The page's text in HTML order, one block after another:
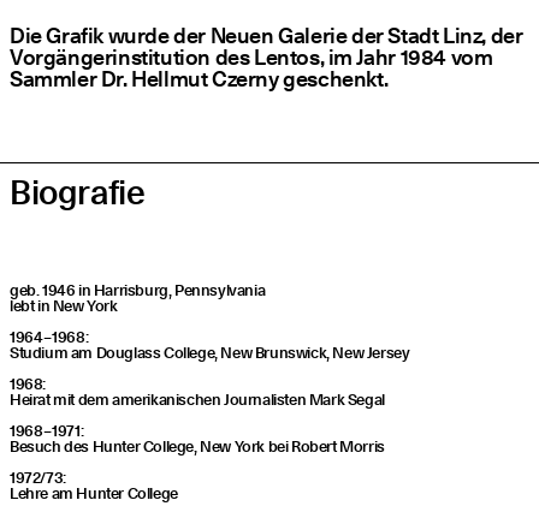
Die Gra­fik wur­de der Neu­en Gale­rie der Stadt Linz, der
Vor­gän­ger­insti­tu­ti­on des Lentos, im Jahr 1984 vom
Samm­ler Dr. Hell­mut Czer­ny geschenkt.
Bio­gra­fie
geb. 1946 in Har­ris­burg, Penn­syl­va­nia
lebt in New York
1964 – 1968:
Stu­di­um am Dou­glass Col­lege, New Bruns­wick, New Jersey
1968:
Hei­rat mit dem ame­ri­ka­ni­schen Jour­na­lis­ten Mark Segal
1968 – 1971:
Besuch des Hun­ter Col­lege, New York bei Robert Morris
1972/73:
Leh­re am Hun­ter College